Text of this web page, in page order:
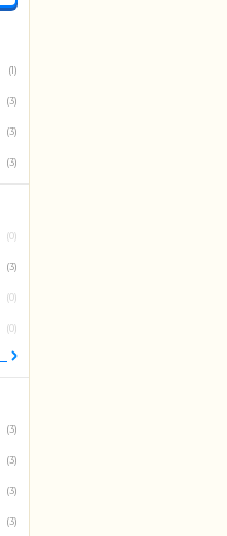
(1)
(3)
(3)
(3)
(0)
(3)
(0)
(0)
(3)
(3)
(3)
(3)